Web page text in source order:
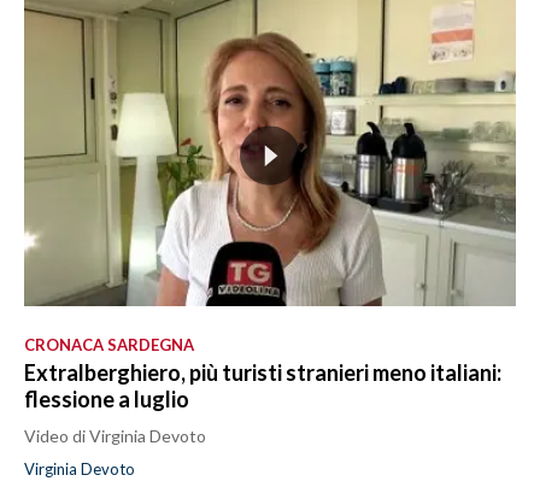
CRONACA SARDEGNA
Extralberghiero, più turisti stranieri meno italiani:
flessione a luglio
Video di Virginia Devoto
Virginia Devoto